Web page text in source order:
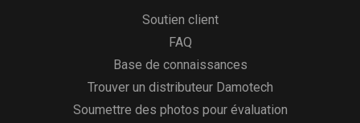
Soutien client
FAQ
Base de connaissances
Trouver un distributeur Damotech
Soumettre des photos pour évaluation